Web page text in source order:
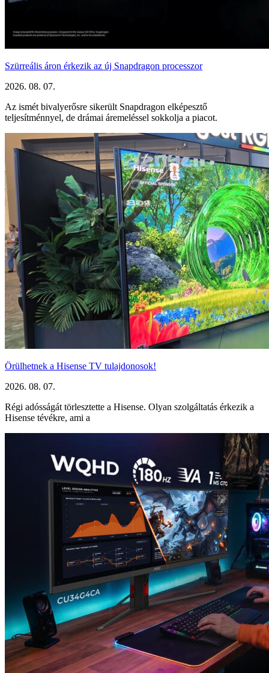
Szürreális áron érkezik az új Snapdragon processzor
2026. 08. 07.
Az ismét bivalyerősre sikerült Snapdragon elképesztő
teljesítménnyel, de drámai áremeléssel sokkolja a piacot.
Örülhetnek a Hisense TV tulajdonosok!
2026. 08. 07.
Régi adósságát törlesztette a Hisense. Olyan szolgáltatás érkezik a
Hisense tévékre, ami a